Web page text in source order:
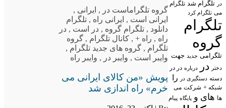
در تلگرام شد تلگرام
می تلگرام کرد
تلگرام
گروه
تلگرامی جدید جهت
دختر در درباره در در
دسته دستگیری در را
شبکه + شرکت می
ها های و پایگاه پیام
گروه تلگراماست در , ایرانی ,
ایرانی است , ایرانی راه , تلگرام
دانلود , تلگرام گروه , در است , در
راه , راه +, کانال تلگرام , گروه
تلگرام , گروه های جدید تلگرام ,
وایبر است , وایبر در , وایبر راه
پویش «من کالای ایرانی می
خرم» راه اندازی شد